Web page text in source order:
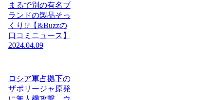
まるで別の有名ブ
ランドの製品そっ
くり!?【&Buzzの
口コミニュース】
2024.04.09
ロシア軍占拠下の
ザポリージャ原発